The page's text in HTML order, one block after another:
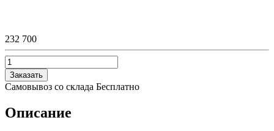
232 700
Заказать
Самовывоз со склада Бесплатно
Описание